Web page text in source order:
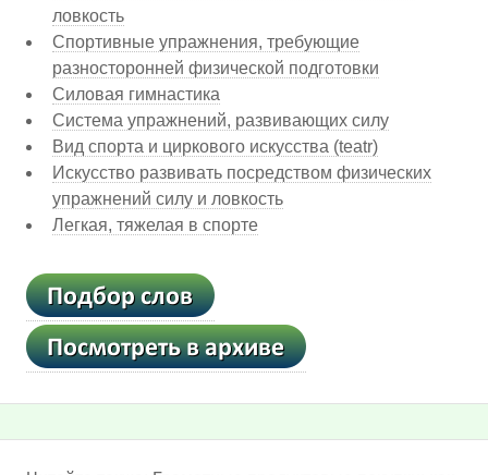
ловкость
Спортивные упражнения, требующие
разносторонней физической подготовки
Силовая гимнастика
Система упражнений, развивающих силу
Вид спорта и циркового искусства (teatr)
Искусство развивать посредством физических
упражнений силу и ловкость
Легкая, тяжелая в спорте